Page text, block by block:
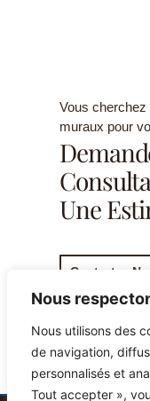
Nous
Nous utilisons des
de navigation,
personnalisés et
Tout accepter »,
Vous
muraux pour
Une
Contactez-